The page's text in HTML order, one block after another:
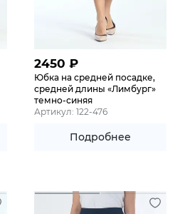
2450 ₽
Юбка на средней посадке,
средней длины «Лимбург»
темно-синяя
Артикул: 122-476
Подробнее